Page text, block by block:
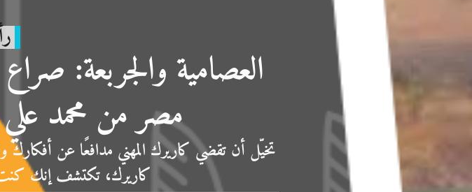
العصامية والجربعة:
مصر من محمد
تخيّل أن تقضي كاريرك المهني مدافعًا عن
كاريرك، تكتشف إنك